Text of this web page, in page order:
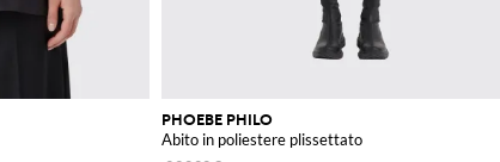
PHOEBE PHILO
Abito in poliestere plissettato